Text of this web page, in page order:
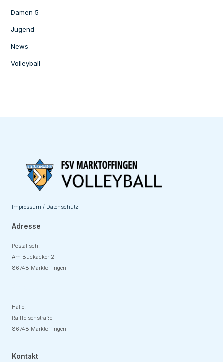
Damen 5
Jugend
News
Volleyball
Impressum / Datenschutz
Adresse
Postalisch:
Am Buckacker 2
86748 Marktoffingen
Halle:
Raiffeisenstraße
86748 Marktoffingen
Kontakt